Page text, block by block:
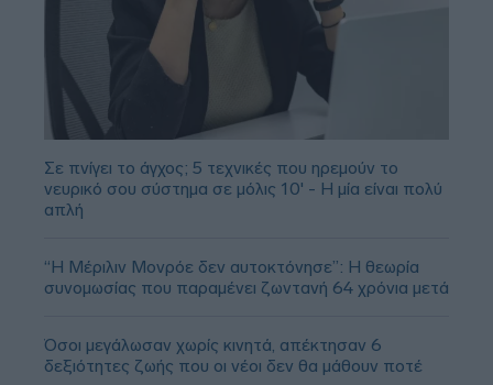
Σε πνίγει το άγχος; 5 τεχνικές που ηρεμούν το
νευρικό σου σύστημα σε μόλις 10' - Η μία είναι πολύ
απλή
“Η Μέριλιν Μονρόε δεν αυτοκτόνησε”: Η θεωρία
συνομωσίας που παραμένει ζωντανή 64 χρόνια μετά
Όσοι μεγάλωσαν χωρίς κινητά, απέκτησαν 6
δεξιότητες ζωής που οι νέοι δεν θα μάθουν ποτέ